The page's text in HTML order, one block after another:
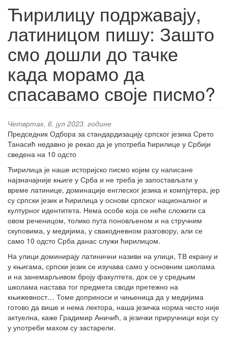
Ћирилицу подржавају,
латиницом пишу: Зашто
смо дошли до тачке
када морамо да
спасавамо своје писмо?
Четвртак, 6. јул 2023. године
Председник Одбора за стандардизацију српског језика Срето
Танасић недавно је рекао да је употреба ћирилице у Србији
сведена на 10 одсто
Ћирилица је наше историјско писмо којим су написане
најзначајније књиге у Срба и не треба је запостављати у
време латинице, доминације енглеског језика и компјутера, јер
су српски језик и ћирилица у основи српског националног и
културног идентитета. Нема особе која се неће сложити са
овом реченицом, толико пута поновљеном и на стручним
скуповима, у медијима, у свакодневном разговору, али се
само 10 одсто Срба данас служи ћирилицом.
На улици доминирају латинични називи на улици, ТВ екрану и
у књигама, српски језик се изучава само у основним школама
и на занемарљивом броју факултета, док се у средњим
школама настава тог предмета своди претежно на
књижевност… Томе доприноси и чињеница да у медијима
готово да више и нема лектора, наша језичка норма често није
актуелна, каже Градимир Аничић, а језички приручници који су
у употреби махом су застарели.